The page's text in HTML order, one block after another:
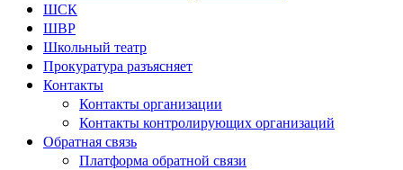
ШСК
ШВР
Школьный театр
Прокуратура разъясняет
Контакты
Контакты организации
Контакты контролирующих организаций
Обратная связь
Платформа обратной связи